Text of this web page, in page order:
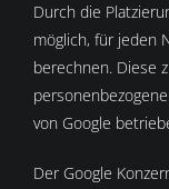
Durch die
möglich, für jeden
berechnen. Diese
von Google
Der Google